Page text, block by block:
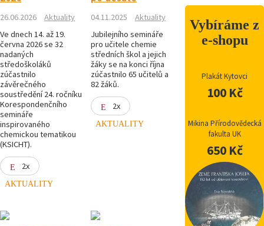
26.06.2026
Aktuality
Ve dnech 14. až 19.
června 2026 se 32
nadaných
středoškoláků
zúčastnilo
závěrečného
soustředění 24. ročníku
Korespondenčního
semináře
inspirovaného
chemickou tematikou
(KSICHT).
2x
AKTUALITY
04.11.2025
Aktuality
Jubilejního semináře
pro učitele chemie
středních škol a jejich
žáky se na konci října
zúčastnilo 65 učitelů a
82 žáků.
2x
AKTUALITY
Vybíráme z
e-shopu
Plakát Kytovci
100 Kč
Mikina Přírodovědecká
fakulta UK
650 Kč